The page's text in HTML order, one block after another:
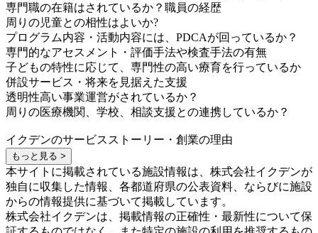
専門職の在籍はされているか？職員の経歴
周りの児童との相性はよいか?
プログラム内容・活動内容には、PDCAが回っているか？
専門的なアセスメント・評価手法や検査手法の有無
子どもの特性に応じて、専門性の高い療育を行っているか
併設サービス・将来を見据えた支援
透明性高い事業運営がされているか？
周りの医療機関、学校、相談支援との連携しているか？
イクデンのサービスストーリー・創業の理由
もっと見る >
本サイトに掲載されている施設情報は、株式会社イクデンが
独自に収集した情報、各都道府県の公表資料、ならびに施設
からの情報提供に基づいて掲載しています。
株式会社イクデンは、掲載情報の正確性・最新性について保